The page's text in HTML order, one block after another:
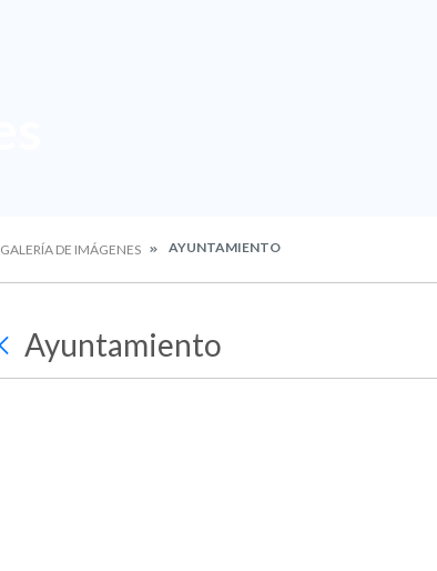
GALERÍA DE IMÁGENES AYUNTAMIENTO
Ayuntamiento